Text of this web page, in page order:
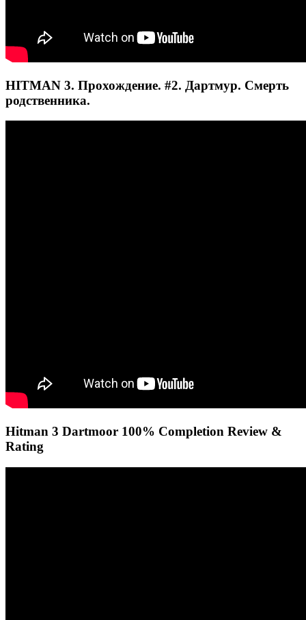
HITMAN 3. Прохождение. #2. Дартмур. Смерть
родственника.
Hitman 3 Dartmoor 100% Completion Review &
Rating